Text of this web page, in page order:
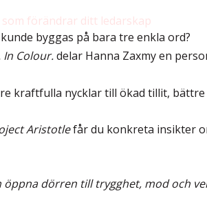
förändrar ditt ledarskap
byggas på bara tre enkla ord?
In Colour.delar Hanna Zaxmy en
kraftfulla nycklar till ökad tillit,
Aristotlefår du konkreta insikter
dörren till trygghet, mod och